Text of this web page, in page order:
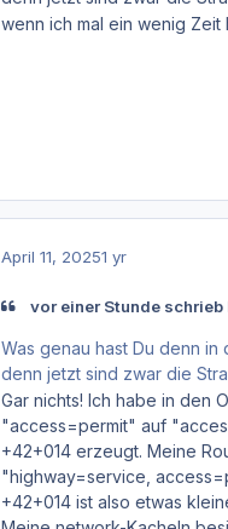
wenn ich mal ein wenig Zeit
April 11, 20251 yr
vor einer Stunde schrieb
Was genau hast Du denn in
denn jetzt sind zwar die
Gar nichts! Ich habe in den
"access=permit" auf
+42+014 erzeugt. Meine
"highway=service,
+42+014 ist also etwas